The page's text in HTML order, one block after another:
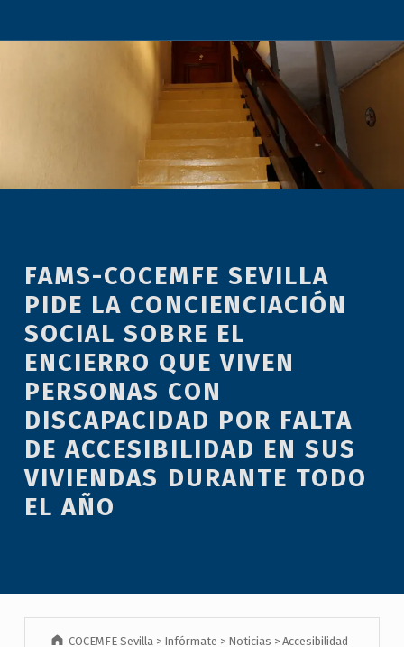
FAMS-COCEMFE SEVILLA
PIDE LA CONCIENCIACIÓN
SOCIAL SOBRE EL
ENCIERRO QUE VIVEN
PERSONAS CON
DISCAPACIDAD POR FALTA
DE ACCESIBILIDAD EN SUS
VIVIENDAS DURANTE TODO
EL AÑO
COCEMFE Sevilla > Infórmate > Noticias >Accesibilidad